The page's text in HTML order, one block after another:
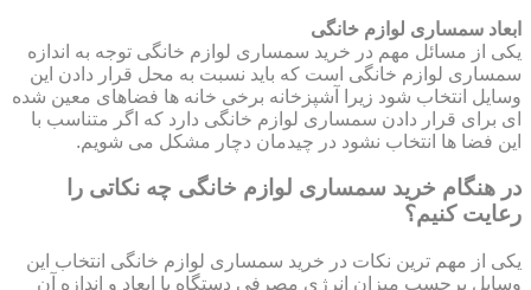
ابعاد سمساری لوازم خانگی
یکی از مسائل مهم در خرید سمساری لوازم خانگی توجه به اندازه
سمساری لوازم خانگی است که باید نسبت به محل قرار دادن این
وسایل انتخاب شود زیرا آشپزخانه برخی خانه ها فضاهای معین شده
ای برای قرار دادن سمساری لوازم خانگی دارد که اگر متناسب با
این فضا ها انتخاب نشود در چیدمان دچار مشکل می شویم.
در هنگام خرید سمساری لوازم خانگی چه نکاتی را
رعایت کنیم؟
یکی از مهم ترین نکات در خرید سمساری لوازم خانگی انتخاب این
وسایل برحسب میزان انرژی مصرفی دستگاه با ابعاد و اندازه آن